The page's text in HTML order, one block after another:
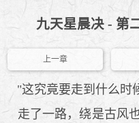
九天星晨决 - 第
上一章
"这究竟要走到什么时
走了一路，绕是古风也